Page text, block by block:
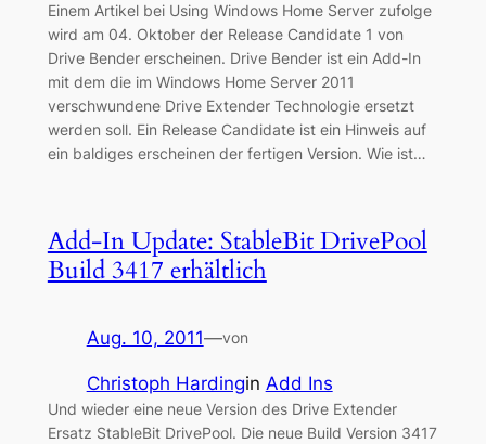
Einem Artikel bei Using Windows Home Server zufolge
wird am 04. Oktober der Release Candidate 1 von
Drive Bender erscheinen. Drive Bender ist ein Add-In
mit dem die im Windows Home Server 2011
verschwundene Drive Extender Technologie ersetzt
werden soll. Ein Release Candidate ist ein Hinweis auf
ein baldiges erscheinen der fertigen Version. Wie ist…
Add-In Update: StableBit DrivePool
Build 3417 erhältlich
Aug. 10, 2011—von
Christoph Hardingin Add Ins
Und wieder eine neue Version des Drive Extender
Ersatz StableBit DrivePool. Die neue Build Version 3417